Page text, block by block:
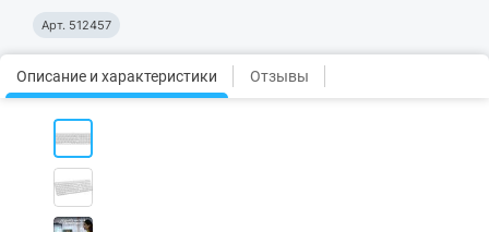
Арт. 512457
Описание и характеристики Отзывы